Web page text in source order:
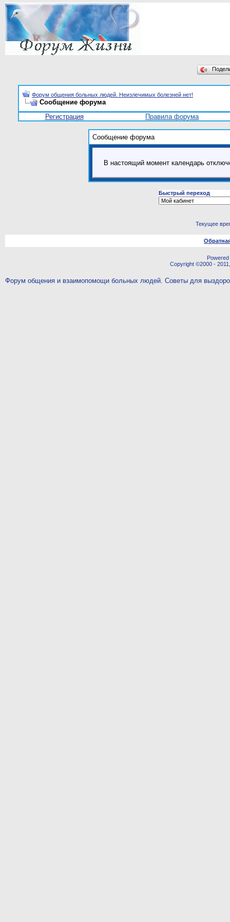
Форум общения больных людей. Неизлечимых болезней нет!
Сообщение форума
Регистрация
Правила форума
Сообщение форума
В настоящий момент календарь
Быстрый переход
Текущее
Copyright ©2000 -
Форум общения и взаимопомощи больных людей. Советы для